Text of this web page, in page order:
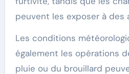
peuvent les exposer à
Les conditions
également les opérations
pluie ou du brouillard